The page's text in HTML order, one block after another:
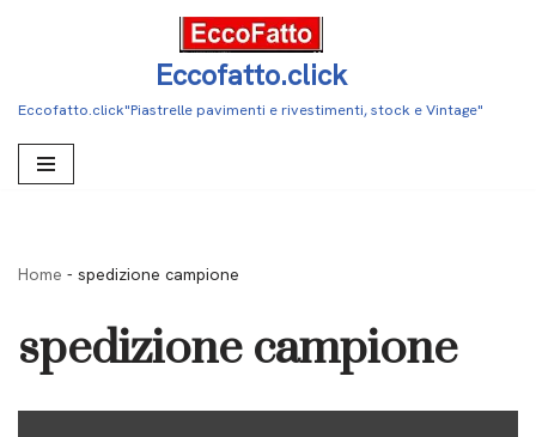
contenuto
Eccofatto.click
Eccofatto.click"Piastrelle pavimenti e rivestimenti, stock e Vintage"
Home - spedizione campione
spedizione campione